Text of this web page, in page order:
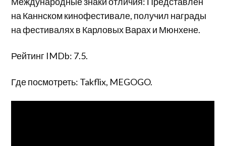
на Каннском кинофестивале, получил награды
на фестивалях в Карловых Варах и Мюнхене.
Рейтинг IMDb: 7.5.
Где посмотреть: Takflix, MEGOGO.